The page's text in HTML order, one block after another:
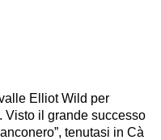
Elliot Wild per
Visto il grande successo
tenutasi in Cà